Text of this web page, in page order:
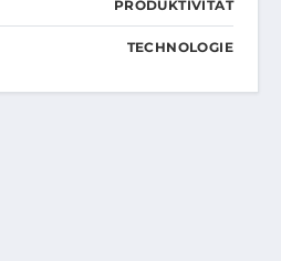
PRODUKTIVITÄT
TECHNOLOGIE